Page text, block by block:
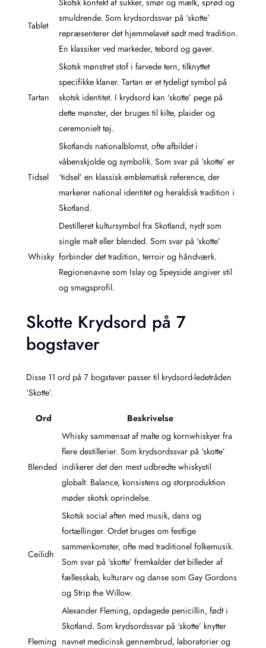
Tablet
Skotsk konfekt af sukker, smør og mælk, sprød og
smuldrende. Som krydsordssvar på ‘skotte’
repræsenterer det hjemmelavet sødt med tradition.
En klassiker ved markeder, tebord og gaver.
Tartan
Skotsk mønstret stof i farvede tern, tilknyttet
specifikke klaner. Tartan er et tydeligt symbol på
skotsk identitet. I krydsord kan ‘skotte’ pege på
dette mønster, der bruges til kilte, plaider og
ceremonielt tøj.
Tidsel
Skotlands nationalblomst, ofte afbildet i
våbenskjolde og symbolik. Som svar på ‘skotte’ er
‘tidsel’ en klassisk emblematisk reference, der
markerer national identitet og heraldisk tradition i
Skotland.
Whisky
Destilleret kultursymbol fra Skotland, nydt som
single malt eller blended. Som svar på ‘skotte’
forbinder det tradition, terroir og håndværk.
Regionenavne som Islay og Speyside angiver stil
og smagsprofil.
Skotte Krydsord på 7
bogstaver
Disse 11 ord på 7 bogstaver passer til krydsord-ledetråden
‘Skotte’.
Ord Beskrivelse
Blended
Whisky sammensat af malte og kornwhiskyer fra
flere destillerier. Som krydsordssvar på ‘skotte’
indikerer det den mest udbredte whiskystil
globalt. Balance, konsistens og storproduktion
møder skotsk oprindelse.
Ceilidh
Skotsk social aften med musik, dans og
fortællinger. Ordet bruges om festlige
sammenkomster, ofte med traditionel folkemusik.
Som svar på ‘skotte’ fremkalder det billeder af
fællesskab, kulturarv og danse som Gay Gordons
og Strip the Willow.
Fleming
Alexander Fleming, opdagede penicillin, født i
Skotland. Som krydsordssvar på ‘skotte’ knytter
navnet medicinsk gennembrud, laboratorier og